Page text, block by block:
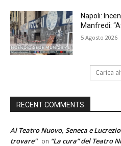
Napoli:
Manfredi:
5 Agosto 2026
Carica
RECENT COMMENTS
Al Teatro Nuovo, Seneca e
trovare" on “La cura” del Teatro